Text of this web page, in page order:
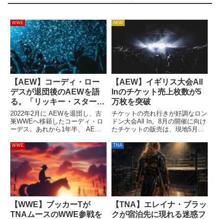
WWE
【AEW】コーディ・ロー
デスが退団後のAEWを語
る。「リッキー・スターク
スやMJFの活躍が素晴らし
い」
2022年2月に AEWを退団し、古
巣WWEへ移籍したコーディ・ロ
ーデス。あれから1年半、 AEW
新たなスターの台頭、新日本プロ
レスとの合同興行Forbidden Door
の成功…必ずしもポジティブなこ
とばかり...
AEW
【AEW】イギリス大会All
Inのチケット売上枚数が5
万枚を突破
チケットの売れ行きが好調なロン
ドン大会All In。8月の開催に向け
たチケットの販売は、現地5月5
行われているプリセールスの段階
でかなりの枚数が売れています。
今日、トニー・カーン社長は、一
般販売を翌日に控えた現...
WWE
【WWE】ブッカーTが
TNAムースのWWE参戦を
TNA
【TNA】エレイナ・ブラッ
クが宿泊先に現れる迷惑フ